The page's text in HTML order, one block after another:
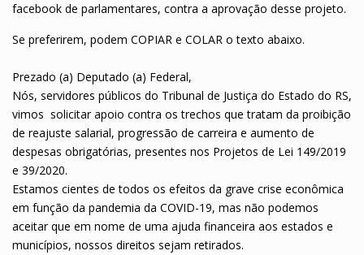
facebook de parlamentares, contra a aprovação desse projeto.
Se preferirem, podem COPIAR e COLAR o texto abaixo.
Prezado (a) Deputado (a) Federal,
Nós, servidores públicos do Tribunal de Justiça do Estado do RS,
vimos solicitar apoio contra os trechos que tratam da proibição
de reajuste salarial, progressão de carreira e aumento de
despesas obrigatórias, presentes nos Projetos de Lei 149/2019
e 39/2020.
Estamos cientes de todos os efeitos da grave crise econômica
em função da pandemia da COVID-19, mas não podemos
aceitar que em nome de uma ajuda financeira aos estados e
municípios, nossos direitos sejam retirados.